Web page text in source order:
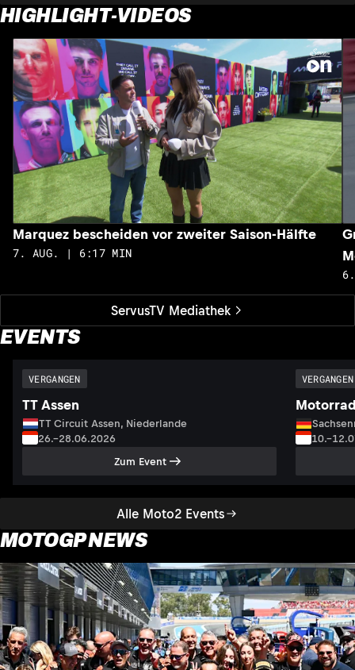
HIGHLIGHT-VIDEOS
ServusTV Mediathek
Marquez bescheiden vor zweiter Saison-Hälfte
7. AUG. | 6:17 MIN
EVENTS
Alle Moto2 Events
VERGANGEN
TT Assen
TT Circuit Assen, Niederlande
26.–28.06.2026
Zum Event
VERGANGEN
MOTOGP NEWS